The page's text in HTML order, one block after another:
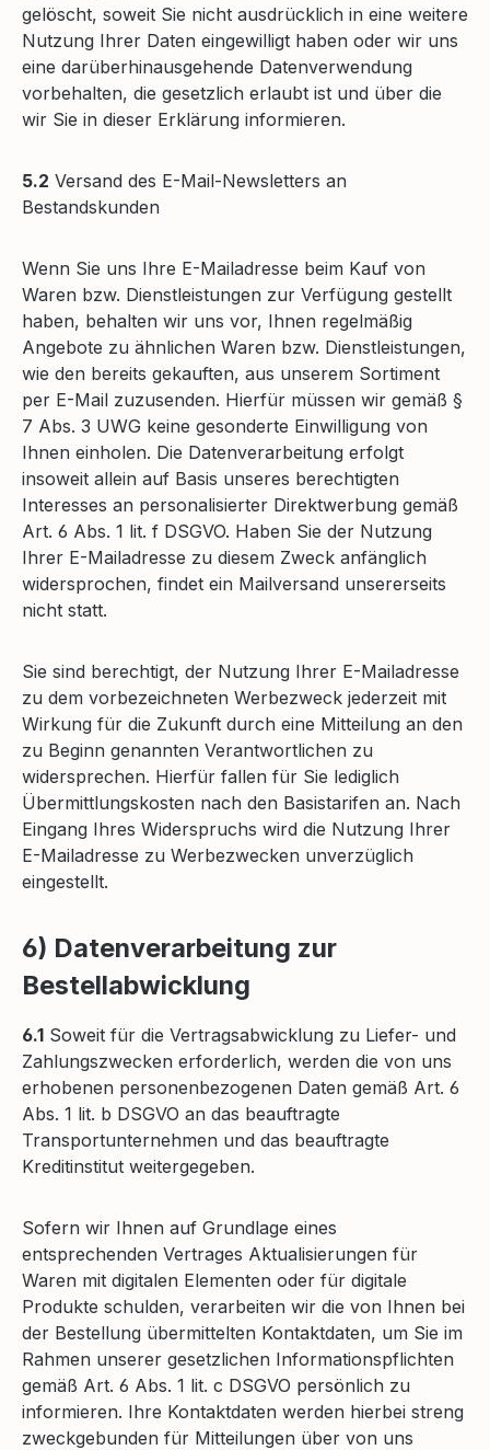
gelöscht, soweit Sie nicht ausdrücklich in eine weitere
Nutzung Ihrer Daten eingewilligt haben oder wir uns
eine darüberhinausgehende Datenverwendung
vorbehalten, die gesetzlich erlaubt ist und über die
wir Sie in dieser Erklärung informieren.
5.2 Versand des E-Mail-Newsletters an
Bestandskunden
Wenn Sie uns Ihre E-Mailadresse beim Kauf von
Waren bzw. Dienstleistungen zur Verfügung gestellt
haben, behalten wir uns vor, Ihnen regelmäßig
Angebote zu ähnlichen Waren bzw. Dienstleistungen,
wie den bereits gekauften, aus unserem Sortiment
per E-Mail zuzusenden. Hierfür müssen wir gemäß §
7 Abs. 3 UWG keine gesonderte Einwilligung von
Ihnen einholen. Die Datenverarbeitung erfolgt
insoweit allein auf Basis unseres berechtigten
Interesses an personalisierter Direktwerbung gemäß
Art. 6 Abs. 1 lit. f DSGVO. Haben Sie der Nutzung
Ihrer E-Mailadresse zu diesem Zweck anfänglich
widersprochen, findet ein Mailversand unsererseits
nicht statt.
Sie sind berechtigt, der Nutzung Ihrer E-Mailadresse
zu dem vorbezeichneten Werbezweck jederzeit mit
Wirkung für die Zukunft durch eine Mitteilung an den
zu Beginn genannten Verantwortlichen zu
widersprechen. Hierfür fallen für Sie lediglich
Übermittlungskosten nach den Basistarifen an. Nach
Eingang Ihres Widerspruchs wird die Nutzung Ihrer
E-Mailadresse zu Werbezwecken unverzüglich
eingestellt.
6) Datenverarbeitung zur
Bestellabwicklung
6.1 Soweit für die Vertragsabwicklung zu Liefer- und
Zahlungszwecken erforderlich, werden die von uns
erhobenen personenbezogenen Daten gemäß Art. 6
Abs. 1 lit. b DSGVO an das beauftragte
Transportunternehmen und das beauftragte
Kreditinstitut weitergegeben.
Sofern wir Ihnen auf Grundlage eines
entsprechenden Vertrages Aktualisierungen für
Waren mit digitalen Elementen oder für digitale
Produkte schulden, verarbeiten wir die von Ihnen bei
der Bestellung übermittelten Kontaktdaten, um Sie im
Rahmen unserer gesetzlichen Informationspflichten
gemäß Art. 6 Abs. 1 lit. c DSGVO persönlich zu
informieren. Ihre Kontaktdaten werden hierbei streng
zweckgebunden für Mitteilungen über von uns